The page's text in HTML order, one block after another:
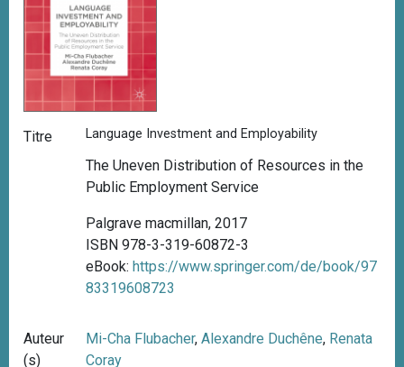
Titre Language Investment and Employability
The Uneven Distribution of Resources in the
Public Employment Service
Palgrave macmillan, 2017
ISBN 978-3-319-60872-3
eBook:https://www.springer.com/de/book/97
83319608723
Auteur
(s)
Mi-Cha Flubacher,Alexandre Duchêne, Renata
Coray